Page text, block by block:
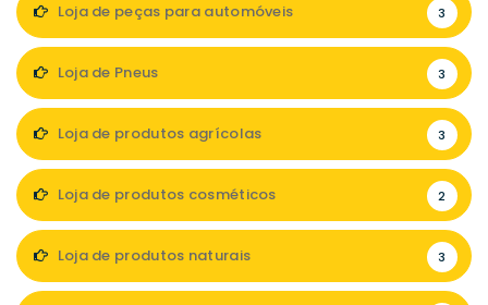
Loja de peças para automóveis 3
Loja de Pneus 3
Loja de produtos agrícolas 3
Loja de produtos cosméticos 2
Loja de produtos naturais 3